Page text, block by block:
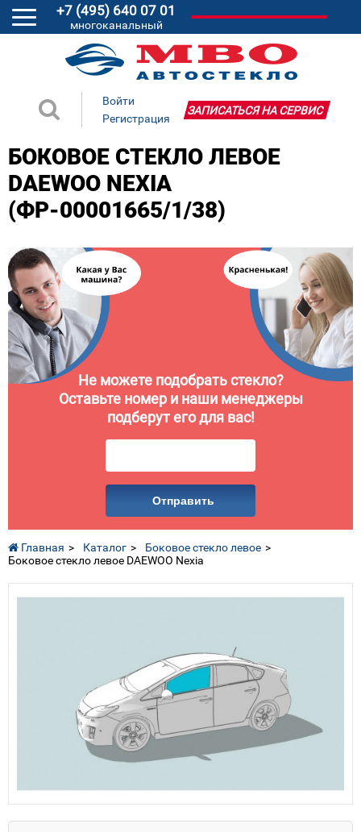
+7 (495) 640 07 01
многоканальный
Войти
Регистрация
ЗАПИСАТЬСЯ НА СЕРВИС
БОКОВОЕ СТЕКЛО ЛЕВОЕ
DAEWOO NEXIA
(ФР-00001665/1/38)
Не можете подобрать стекло?
Оставьте номер и наши менеджеры
подберут его для вас!
Отправить
Главная Каталог
Боковое стекло левое
Боковое стекло левое DAEWOO Nexia